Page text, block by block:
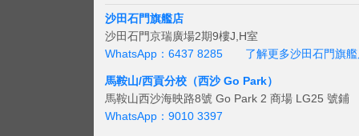
沙田石門旗艦店
沙田石門京瑞廣場2期9樓J,H室
WhatsApp：6437 8285
了解更多沙田石門旗
馬鞍山/西貢分校（西沙 Go Park）
馬鞍山西沙海映路8號 Go Park 2 商場 LG25 號鋪
WhatsApp：9010 3397